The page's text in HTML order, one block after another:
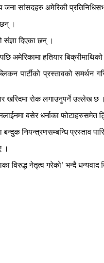
जना सांसदहरु अमेरिकी
।
संज्ञा दिएका छन् ।
अमेरिकामा हतियार
पार्टीको प्रस्तावको समर्थन
खरिदमा रोक लगाउनुपर्ने उल्लेख छ ।
बसेर धर्नाका फोटाहरुसमेत
नियन्त्रणसम्बन्धि प्रस्ताव
।
विरुद्ध नेतृत्व गरेको’ भन्दै धन्यवाद